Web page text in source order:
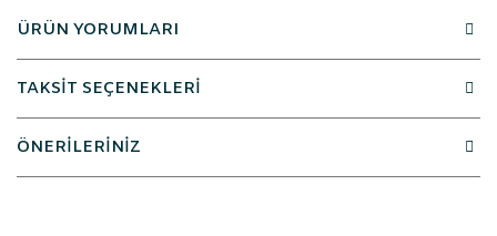
ÜRÜN YORUMLARI
TAKSİT SEÇENEKLERİ
ÖNERİLERİNİZ